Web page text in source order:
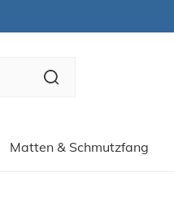
Matten & Schmutzfang